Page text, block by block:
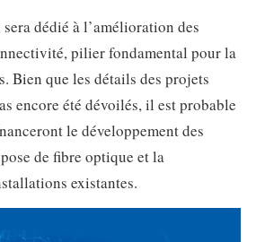
dédié à l’amélioration des
pilier fondamental pour la
Bien que les détails des projets
encore été dévoilés, il est probable
le développement des
de fibre optique et la
existantes.